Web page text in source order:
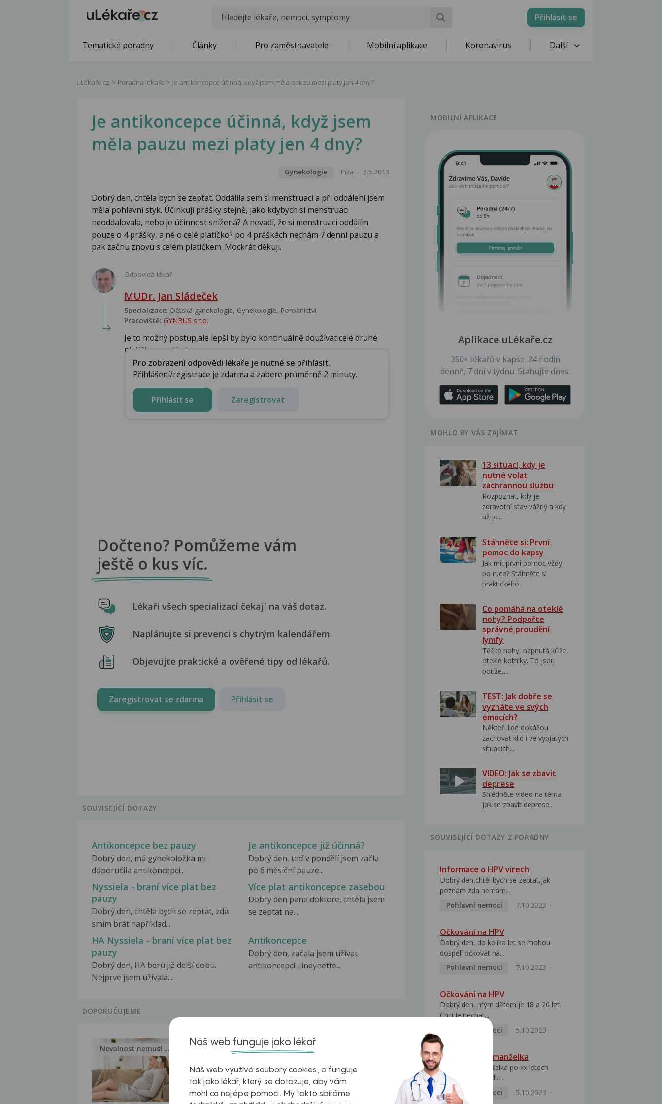
Přihlásit se
Tematické poradny Články Pro zaměstnavatele Mobilní aplikace Koronavirus Další
uLékaře.cz Poradna lékaře Je antikoncepce účinná, když jsem měla pauzu mezi platy jen 4 dny?
Je antikoncepce účinná, když jsem
měla pauzu mezi platy jen 4 dny?
Gynekologie Inka 6.5.2013
Dobrý den, chtěla bych se zeptat. Oddálila sem si menstruaci a při oddálení jsem
měla pohlavní styk. Účinkují prášky stejně, jako kdybych si menstruaci
neoddalovala, nebo je účinnost snížená? A nevadí, že si menstruaci oddálím
pouze o 4 prášky, a né o celé platíčko? po 4 práškách nechám 7 denní pauzu a
pak začnu znovu s celém platíčkem. Mockrát děkuji.
Odpovídá lékař:
MUDr. Jan Sládeček
Specializace: Dětská gynekologie, Gynekologie, Porodnictví
Pracoviště: GYNBUS s.r.o.
Je to možný postup,ale lepší by bylo kontinuálně doužívat celé druhé
platíčko a poté si...
Pro zobrazení odpovědi lékaře je nutné se přihlásit.
Přihlášení/registrace je zdarma a zabere průměrně 2 minuty.
Přihlásit se Zaregistrovat
Dočteno? Pomůžeme vám
ještě o kus víc.
Lékaři všech specializací čekají na váš dotaz.
Naplánujte si prevenci s chytrým kalendářem.
Objevujte praktické a ověřené tipy od lékařů.
Zaregistrovat se zdarma Přihlásit se
SOUVISEJÍCÍ DOTAZY
Antikoncepce bez pauzy
Dobrý den, má gynekoložka mi
doporučila antikoncepci...
Je antikoncepce již účinná?
Dobrý den, teď v pondělí jsem začla
po 6 měsíční pauze...
Nyssiela - braní více plat bez
pauzy
Dobrý den, chtěla bych se zeptat, zda
smím brát například...
Více plat antikoncepce zasebou
Dobrý den pane doktore, chtěla jsem
se zeptat na...
HA Nyssiela - braní více plat bez
pauzy
Dobrý den, HA beru již delší dobu.
Nejprve jsem užívala...
Antikoncepce
Dobrý den, začala jsem užívat
antikoncepci Lindynette...
DOPORUČUJEME
Nevolnost nemusí být nutnou... Jak na zdravá játra?
MOBILNÍ APLIKACE
Aplikace uLékaře.cz
350+ lékařů v kapse. 24 hodin
denně, 7 dní v týdnu. Stahujte dnes.
MOHLO BY VÁS ZAJÍMAT
13 situací, kdy je
nutné volat
záchrannou službu
Rozpoznat, kdy je
zdravotní stav vážný a kdy
už je...
Stáhněte si: První
pomoc do kapsy
Jak mít první pomoc vždy
po ruce? Stáhněte si
praktického...
Co pomáhá na oteklé
nohy? Podpořte
správné proudění
lymfy
Těžké nohy, napnutá kůže,
oteklé kotníky. To jsou
potíže,...
TEST: Jak dobře se
vyznáte ve svých
emocích?
Někteří lidé dokážou
zachovat klid i ve vypjatých
situacích....
VIDEO: Jak se zbavit
deprese
Shlédněte video na téma
jak se zbavit deprese..
SOUVISEJÍCÍ DOTAZY Z PORADNY
Informace o HPV virech
Dobrý den,chtěl bych se zeptat,jak
poznám zda nemám...
Pohlavní nemoci
7.10.2023
Očkování na HPV
Dobrý den, do kolika let se mohou
dospělí očkovat na...
Pohlavní nemoci
7.10.2023
Očkování na HPV
Dobrý den, mým dětem je 18 a 20 let.
Chci je nechat...
Pohlavní nemoci
5.10.2023
HPV pozitivní manželka
Dobrý den, manželka po xx letech
přivezla z Východu...
Pohlavní nemoci
5.10.2023
Náš web funguje jako lékař
Náš web využívá soubory cookies, a funguje
tak jako lékař, který se dotazuje, aby vám
mohl co nejlépe pomoci. My takto sbíráme